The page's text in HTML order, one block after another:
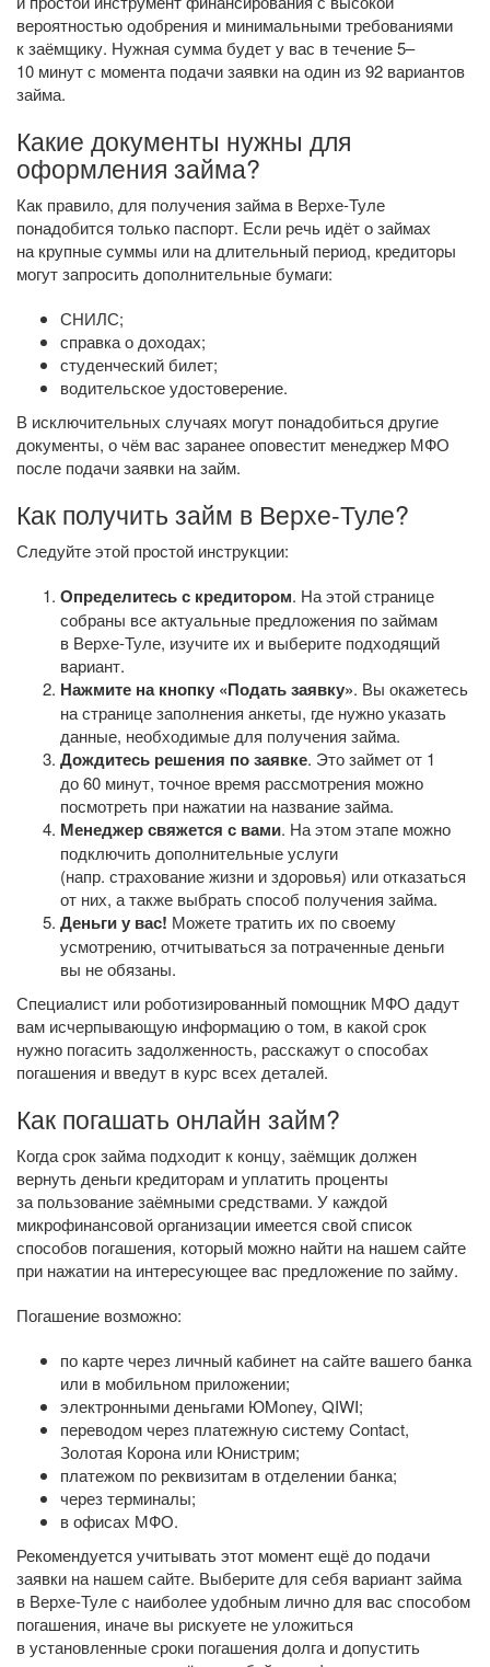
вероятностью одобрения и минимальными требованиями
к заёмщику. Нужная сумма будет у вас в течение 5–
10 минут с момента подачи заявки на один из 92 вариантов
займа.
Какие документы нужны для
оформления займа?
Как правило, для получения займа в Верхе-Туле
понадобится только паспорт. Если речь идёт о займах
на крупные суммы или на длительный период, кредиторы
могут запросить дополнительные бумаги:
СНИЛС;
справка о доходах;
студенческий билет;
водительское удостоверение.
В исключительных случаях могут понадобиться другие
документы, о чём вас заранее оповестит менеджер МФО
после подачи заявки на займ.
Как получить займ в Верхе-Туле?
Следуйте этой простой инструкции:
Определитесь с кредитором. На этой странице
собраны все актуальные предложения по займам
в Верхе-Туле, изучите их и выберите подходящий
вариант.
Нажмите на кнопку «Подать заявку». Вы окажетесь
на странице заполнения анкеты, где нужно указать
данные, необходимые для получения займа.
Дождитесь решения по заявке. Это займет от 1
до 60 минут, точное время рассмотрения можно
посмотреть при нажатии на название займа.
Менеджер свяжется с вами. На этом этапе можно
подключить дополнительные услуги
(напр. страхование жизни и здоровья) или отказаться
от них, а также выбрать способ получения займа.
Деньги у вас! Можете тратить их по своему
усмотрению, отчитываться за потраченные деньги
вы не обязаны.
Специалист или роботизированный помощник МФО дадут
вам исчерпывающую информацию о том, в какой срок
нужно погасить задолженность, расскажут о способах
погашения и введут в курс всех деталей.
Как погашать онлайн займ?
Когда срок займа подходит к концу, заёмщик должен
вернуть деньги кредиторам и уплатить проценты
за пользование заёмными средствами. У каждой
микрофинансовой организации имеется свой список
способов погашения, который можно найти на нашем сайте
при нажатии на интересующее вас предложение по займу.
Погашение возможно:
по карте через личный кабинет на сайте вашего банка
или в мобильном приложении;
электронными деньгами ЮMoney, QIWI;
переводом через платежную систему Contact,
Золотая Корона или Юнистрим;
платежом по реквизитам в отделении банка;
через терминалы;
в офисах МФО.
Рекомендуется учитывать этот момент ещё до подачи
заявки на нашем сайте. Выберите для себя вариант займа
в Верхе-Туле с наиболее удобным лично для вас способом
погашения, иначе вы рискуете не уложиться
в установленные сроки погашения долга и допустить